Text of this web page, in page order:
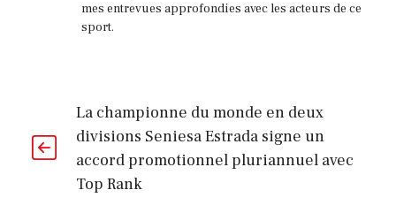
mes entrevues approfondies avec les acteurs de ce
sport.
La championne du monde en deux
divisions Seniesa Estrada signe un
accord promotionnel pluriannuel avec
Top Rank